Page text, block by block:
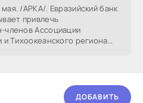
/АРКА/. Евразийский банк
привлечь
членов Ассоциации
и Тихоокеанского региона
ДОБАВИТЬ